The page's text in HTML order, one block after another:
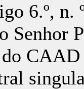
6.º, n.
Senhor
CAAD